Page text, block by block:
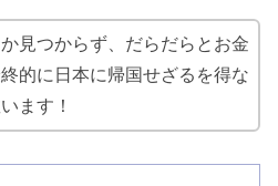
見つからず、だらだらとお金
的に日本に帰国せざるを得な
ます！